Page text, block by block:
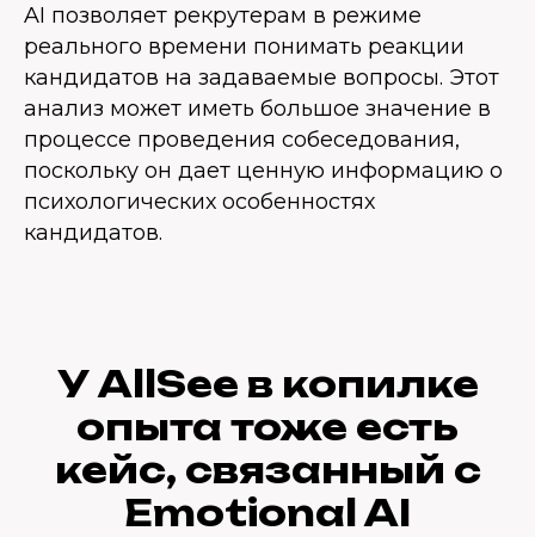
AI позволяет рекрутерам в режиме
реального времени понимать реакции
кандидатов на задаваемые вопросы. Этот
анализ может иметь большое значение в
процессе проведения собеседования,
поскольку он дает ценную информацию о
психологических особенностях
кандидатов.
У AllSee в копилке
опыта тоже есть
кейс, связанный с
Emotional AI